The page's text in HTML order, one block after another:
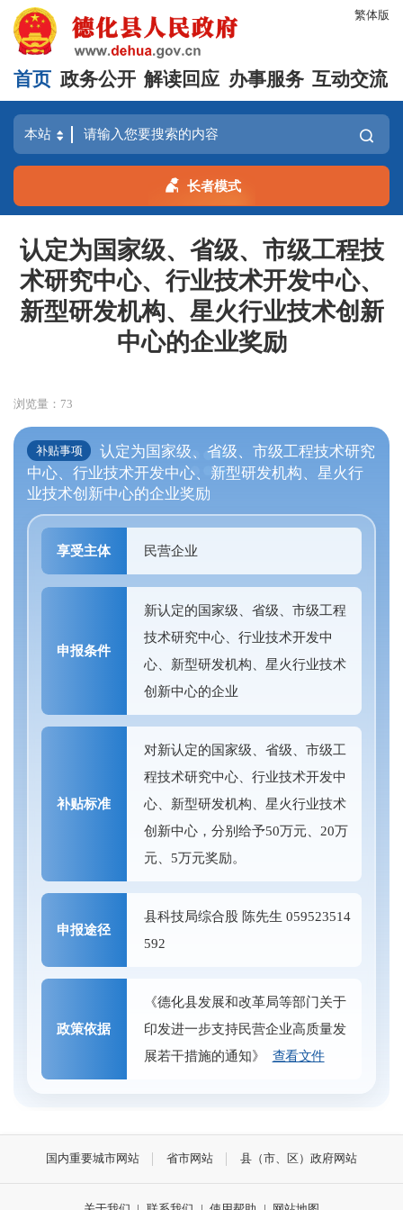
繁体版
首页 政务公开 解读回应 办事服务 互动交流
长者模式
认定为国家级、省级、市级工程技
术研究中心、行业技术开发中心、
新型研发机构、星火行业技术创新
中心的企业奖励
浏览量： 73
补贴事项
认定为国家级、省级、市级工程技术研究
中心、行业技术开发中心、新型研发机构、星火行
业技术创新中心的企业奖励
享受主体 民营企业
申报条件
新认定的国家级、省级、市级工程
技术研究中心、行业技术开发中
心、新型研发机构、星火行业技术
创新中心的企业
补贴标准
对新认定的国家级、省级、市级工
程技术研究中心、行业技术开发中
心、新型研发机构、星火行业技术
创新中心，分别给予50万元、20万
元、5万元奖励。
申报途径
县科技局综合股 陈先生 059523514
592
政策依据
《德化县发展和改革局等部门关于
印发进一步支持民营企业高质量发
展若干措施的通知》 查看文件
国内重要城市网站 省市网站 县（市、区）政府网站